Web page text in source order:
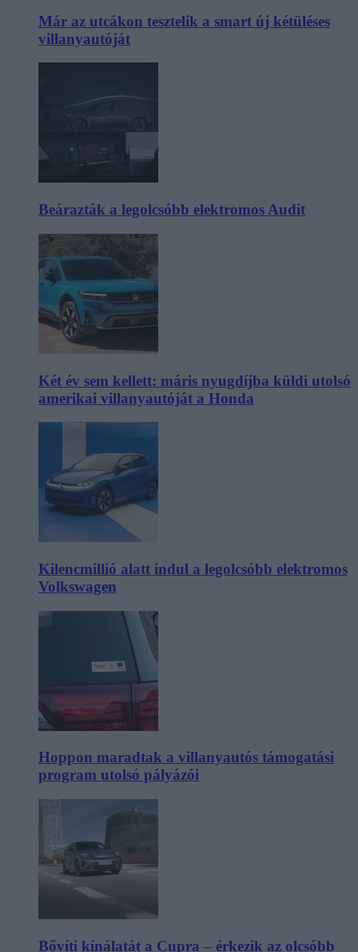
Már az utcákon tesztelik a smart új kétüléses
villanyautóját
Beárazták a legolcsóbb elektromos Audit
Két év sem kellett: máris nyugdíjba küldi utolsó
amerikai villanyautóját a Honda
Kilencmillió alatt indul a legolcsóbb elektromos
Volkswagen
Hoppon maradtak a villanyautós támogatási
program utolsó pályázói
Bővíti kínálatát a Cupra – érkezik az olcsóbb